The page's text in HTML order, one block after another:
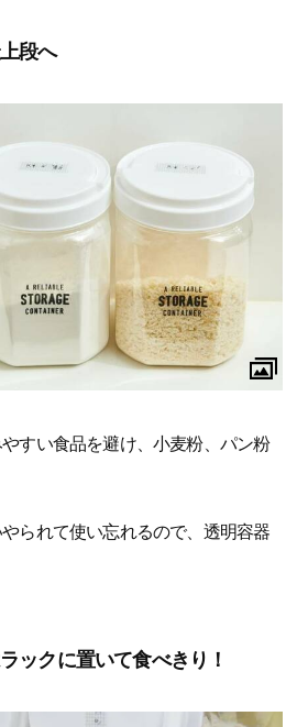
段へ
すい食品を避け、小麦粉、パン粉
やられて使い忘れるので、透明容器
ックに置いて食べきり！